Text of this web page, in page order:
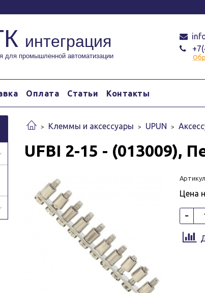
интеграция
для промышленной автоматизации
Оплата Статьи Контакты
Клеммы и аксессуары UPUN
UFBI 2-15 - (013009),
Цена